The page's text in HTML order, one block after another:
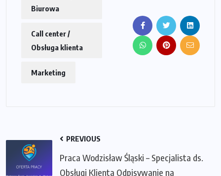
Biurowa
Call center /
Obsługa klienta
Marketing
PREVIOUS
Praca Wodzisław Śląski – Specjalista ds.
Obsługi Klienta Odpisywanie na